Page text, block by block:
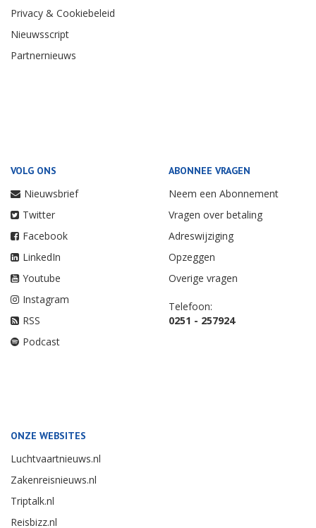
Privacy & Cookiebeleid
Nieuwsscript
Partnernieuws
VOLG ONS
Nieuwsbrief
Twitter
Facebook
LinkedIn
Youtube
Instagram
RSS
Podcast
ABONNEE VRAGEN
Neem een Abonnement
Vragen over betaling
Adreswijziging
Opzeggen
Overige vragen
Telefoon:
0251 - 257924
ONZE WEBSITES
Luchtvaartnieuws.nl
Zakenreisnieuws.nl
Triptalk.nl
Reisbizz.nl